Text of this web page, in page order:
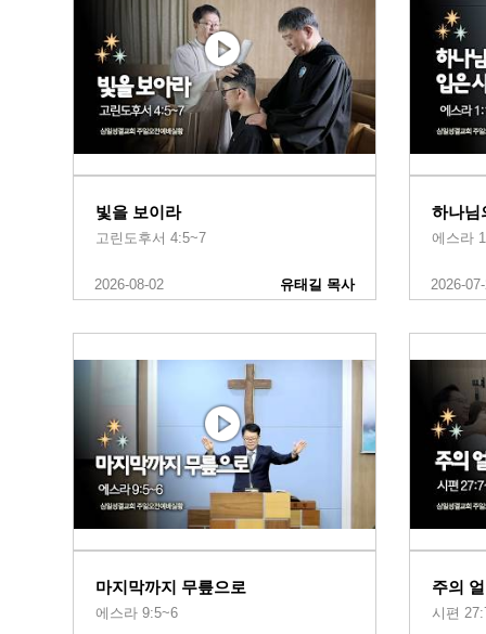
빛을 보이라
고린도후서 4:5~7
2026-08-02 유태길 목사
하나님
에스라
2026-
마지막까지 무릎으로
에스라 9:5~6
주의
시편